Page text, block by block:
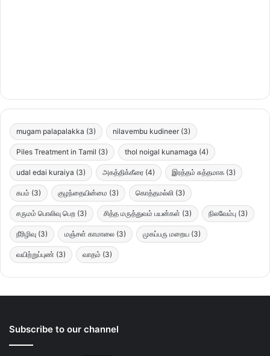
mugam palapalakka (3) nilavembu kudineer (3)
Piles Treatment in Tamil (3) thol noigal kunamaga (4)
udal edai kuraiya (3) அகத்திக்கீரை (4) இரத்தம் சுத்தமாக (3)
கபம் (3) குழந்தையின்மை (3) கொத்தமல்லி (3)
சருமம் பொலிவு பெற (3) சித்த மருத்துவம் பயன்கள் (3) நிலவேம்பு (3)
நீரிழிவு (3) மஞ்சள் காமாலை (3) முகப்பரு மறைய (3)
வயிற்றுப்புண் (3) வாதம் (3)
Subscribe to our channel